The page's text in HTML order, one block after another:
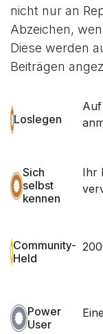
nicht nur an
Abzeichen,
Diese werden
Beiträgen
Loslegen
Sich
selbst
kennen
Ihr
Community-
Held
Power
User